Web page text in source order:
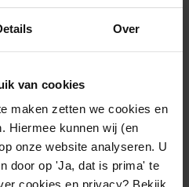
Over
van cookies
maken zetten we cookies en
Hiermee kunnen wij (en
onze website analyseren. U
door op 'Ja, dat is prima' te
besturen ingesteld,
Ook vóór
reeds een
het college van
bekend niet
De taak betrof
van enkele wegen